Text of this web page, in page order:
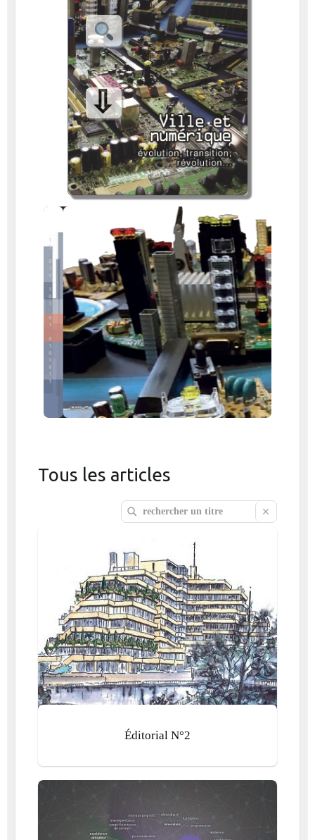
⇩
N°2 ARTICLE + CONTENU ADDITIONNEL
Penser la ville
intelligente dans une
perspective de ville
durable augmentée
LIRE
Tous les articles
Éditorial N°2